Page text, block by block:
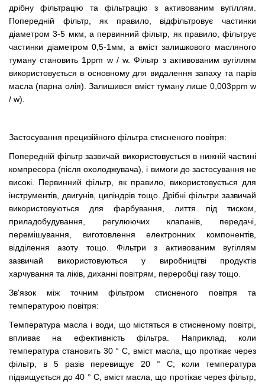
дрібну фільтрацію та фільтрацію з активованим вугіллям.
Попередній фільтр, як правило, відфільтровує частинки
діаметром 3-5 мкм, а первинний фільтр, як правило, фільтрує
частинки діаметром 0,5-1мм, а вміст залишкового масляного
туману становить 1ppm w / w. Фільтр з активованим вугіллям
використовується в основному для видалення запаху та парів
масла (парна олія). Залишився вміст туману лише 0,003ppm w
/ w).
Застосування прецизійного фільтра стисненого повітря:
Попередній фільтр зазвичай використовується в нижній частині
компресора (після охолоджувача), і вимоги до застосування не
високі. Первинний фільтр, як правило, використовується для
інструментів, двигунів, циліндрів тощо. Дрібні фільтри зазвичай
використовуються для фарбування, лиття під тиском,
приладобудування, регулюючих клапанів, передачі,
перемішування, виготовлення електронних компонентів,
відділення азоту тощо. Фільтри з активованим вугіллям
зазвичай використовуються у виробництві продуктів
харчування та ліків, диханні повітрям, переробці газу тощо.
Зв'язок між точним фільтром стисненого повітря та
температурою повітря:
Температура масла і води, що містяться в стисненому повітрі,
впливає на ефективність фільтра. Наприклад, коли
температура становить 30 ° С, вміст масла, що протікає через
фільтр, в 5 разів перевищує 20 ° С; коли температура
підвищується до 40 ° C, вміст масла, що протікає через фільтр,